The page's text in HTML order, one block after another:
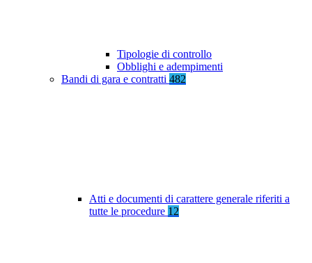
Tipologie di controllo
Obblighi e adempimenti
Bandi di gara e contratti 482
Atti e documenti di carattere generale riferiti a
tutte le procedure 12